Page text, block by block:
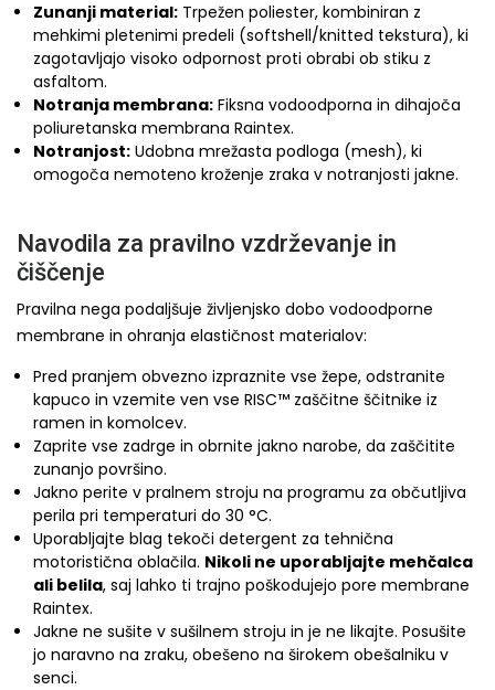
Zunanji material: Trpežen poliester, kombiniran z
mehkimi pletenimi predeli (softshell/knitted tekstura), ki
zagotavljajo visoko odpornost proti obrabi ob stiku z
asfaltom.
Notranja membrana: Fiksna vodoodporna in dihajoča
poliuretanska membrana Raintex.
Notranjost: Udobna mrežasta podloga (mesh), ki
omogoča nemoteno kroženje zraka v notranjosti jakne.
Navodila za pravilno vzdrževanje in
čiščenje
Pravilna nega podaljšuje življenjsko dobo vodoodporne
membrane in ohranja elastičnost materialov:
Pred pranjem obvezno izpraznite vse žepe, odstranite
kapuco in vzemite ven vse RISC™ zaščitne ščitnike iz
ramen in komolcev.
Zaprite vse zadrge in obrnite jakno narobe, da zaščitite
zunanjo površino.
Jakno perite v pralnem stroju na programu za občutljiva
perila pri temperaturi do 30 °C.
Uporabljajte blag tekoči detergent za tehnična
motoristična oblačila. Nikoli ne uporabljajte mehčalca
ali belila, saj lahko ti trajno poškodujejo pore membrane
Raintex.
Jakne ne sušite v sušilnem stroju in je ne likajte. Posušite
jo naravno na zraku, obešeno na širokem obešalniku v
senci.